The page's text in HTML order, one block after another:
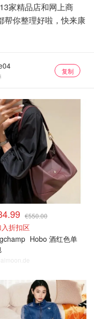
家精品店和网上商
帮你整理好啦，快来康
复制
€550.00
折扣区
Hobo 酒红色单